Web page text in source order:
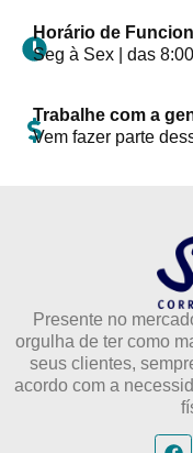
Horário de
Seg à Sex | das
Trabalhe com a
Vem fazer parte
Presente no
orgulha de ter como
seus clientes,
acordo com a